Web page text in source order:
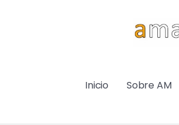
Inicio Sobre AM